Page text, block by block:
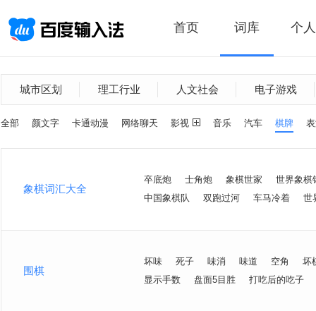
首页 词库 个
城市区划 理工行业 人文社会 电子游戏
全部 颜文字 卡通动漫 网络聊天 影视 音乐 汽车 棋牌
象棋词汇大全
卒底炮 士角炮 象棋世家
世界象棋
中国象棋队
双跑过河 车马冷着 世
围棋
坏味 死子 味消 味道 空角
坏
显示手数
盘面5目胜 打吃后的吃子